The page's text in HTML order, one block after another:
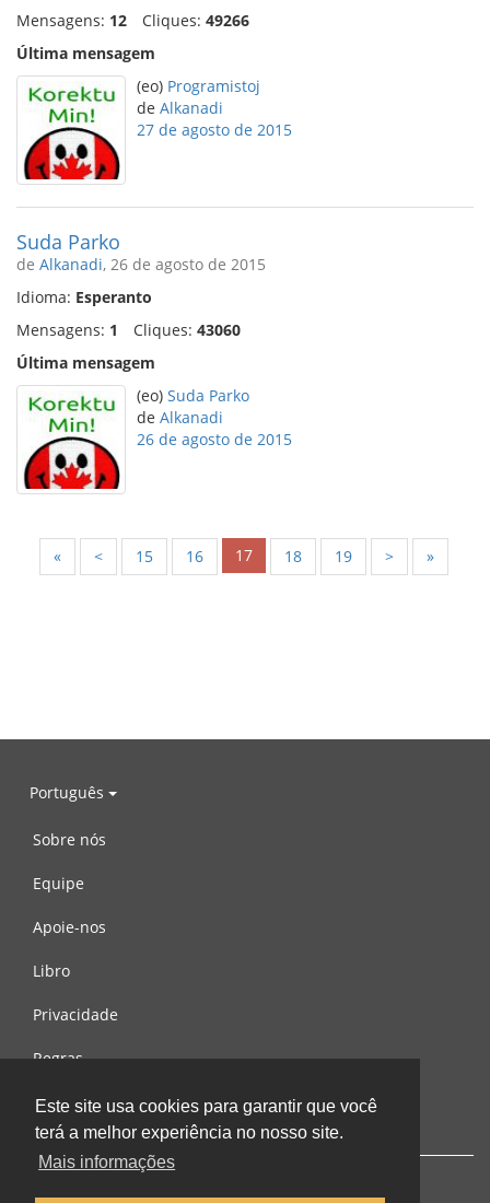
Este site usa cookies para garantir que você
terá a melhor experiência no nosso site.
Mais informações
Mensagens: 12 Cliques: 49266
Última mensagem
(eo) Programistoj
de Alkanadi
27 de agosto de 2015
Suda Parko
de Alkanadi, 26 de agosto de 2015
Idioma: Esperanto
Mensagens: 1 Cliques: 43060
Última mensagem
(eo) Suda Parko
de Alkanadi
26 de agosto de 2015
« < 15 16 17 18 19 > »
Português
Sobre nós
Equipe
Apoie-nos
Libro
Privacidade
Regras
Contacte-nos